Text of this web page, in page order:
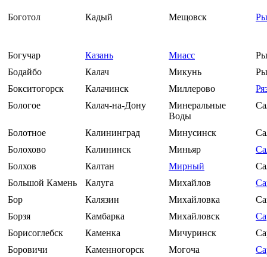
Боготол Кадый Мещовск
Богучар Казань Миасс
Бодайбо
Калач Микунь
Бокситогорск
Калачинск Миллерово
Бологое
Калач-на-Дону
Минеральные
Воды
Болотное Калининград Минусинск
Болохово
Калининск Миньяр
Болхов
Калтан Мирный
Большой Камень
Калуга Михайлов
Бор
Калязин Михайловка
Борзя
Камбарка Михайловск
Борисоглебск
Каменка Мичуринск
Боровичи
Каменногорск Могоча